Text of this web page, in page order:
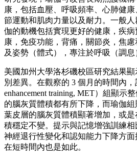
康，包括血壓、呼吸頻率、心肺健
節運動和肌肉力量以及耐力。一般
伽的動機包括實現更好的健康，疾
康，免疫功能，背痛，關節炎，焦
及姿勢（體式），專注於呼吸（調息
美國加州大學洛杉磯校區研究結果
別差異。在觀察的 3 個月的時間內
enhancement training, MET）組顯示
的腦灰質體積都有所下降，而瑜伽
葉皮層的腦灰質體積顯著增加，或
積穩定不變。提示與記憶增強訓練
神經退行性變化和認知能力下降方
在短時間內也是如此。